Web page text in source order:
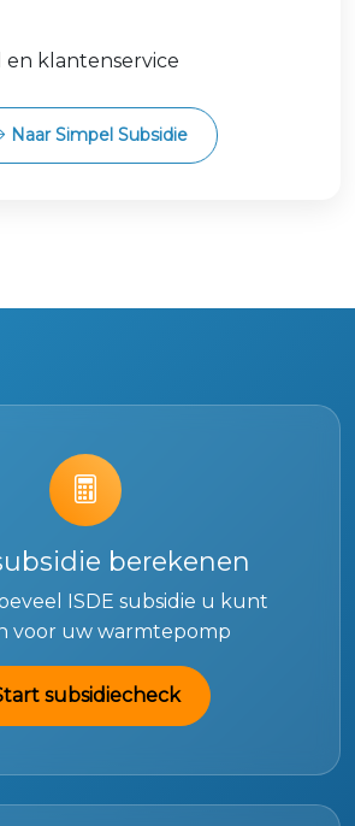
en klantenservice
Naar Simpel Subsidie
berekenen
ISDE subsidie u kunt
voor uw warmtepomp
subsidiecheck